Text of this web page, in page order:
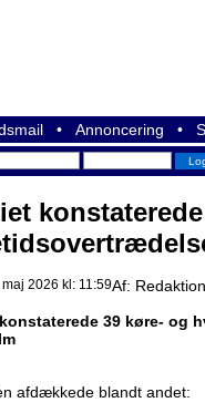
• Annoncering •
maj 2026 kl: 11:59Af:
39 køre- og
afdækkede blandt andet: